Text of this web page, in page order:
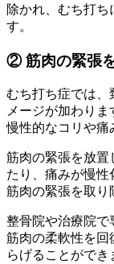
除かれ、むち打ち
す。
② 筋肉の緊張
むち打ち症では、
メージが加わりま
慢性的なコリや痛
筋肉の緊張を放置
たり、痛みが慢性
筋肉の緊張を取り
整骨院や治療院で
筋肉の柔軟性を回
らげることがで